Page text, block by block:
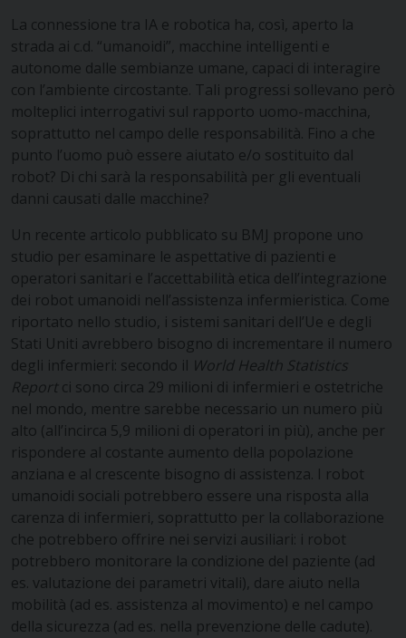
La connessione tra IA e robotica ha, così, aperto la
strada ai c.d. “umanoidi”, macchine intelligenti e
autonome dalle sembianze umane, capaci di interagire
con l’ambiente circostante. Tali progressi sollevano però
molteplici interrogativi sul rapporto uomo-macchina,
soprattutto nel campo delle responsabilità. Fino a che
punto l’uomo può essere aiutato e/o sostituito dal
robot? Di chi sarà la responsabilità per gli eventuali
danni causati dalle macchine?
Un recente articolo pubblicato su BMJ propone uno
studio per esaminare le aspettative di pazienti e
operatori sanitari e l’accettabilità etica dell’integrazione
dei robot umanoidi nell’assistenza infermieristica. Come
riportato nello studio, i sistemi sanitari dell’Ue e degli
Stati Uniti avrebbero bisogno di incrementare il numero
degli infermieri: secondo il World Health Statistics
Report ci sono circa 29 milioni di infermieri e ostetriche
nel mondo, mentre sarebbe necessario un numero più
alto (all’incirca 5,9 milioni di operatori in più), anche per
rispondere al costante aumento della popolazione
anziana e al crescente bisogno di assistenza. I robot
umanoidi sociali potrebbero essere una risposta alla
carenza di infermieri, soprattutto per la collaborazione
che potrebbero offrire nei servizi ausiliari: i robot
potrebbero monitorare la condizione del paziente (ad
es. valutazione dei parametri vitali), dare aiuto nella
mobilità (ad es. assistenza al movimento) e nel campo
della sicurezza (ad es. nella prevenzione delle cadute).